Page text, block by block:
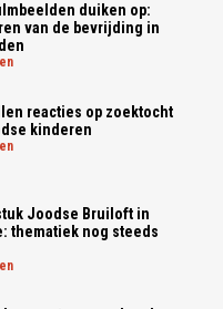
duiken op:
van de bevrijding in
reacties op zoektocht
kinderen
Joodse Bruiloft in
thematiek nog steeds